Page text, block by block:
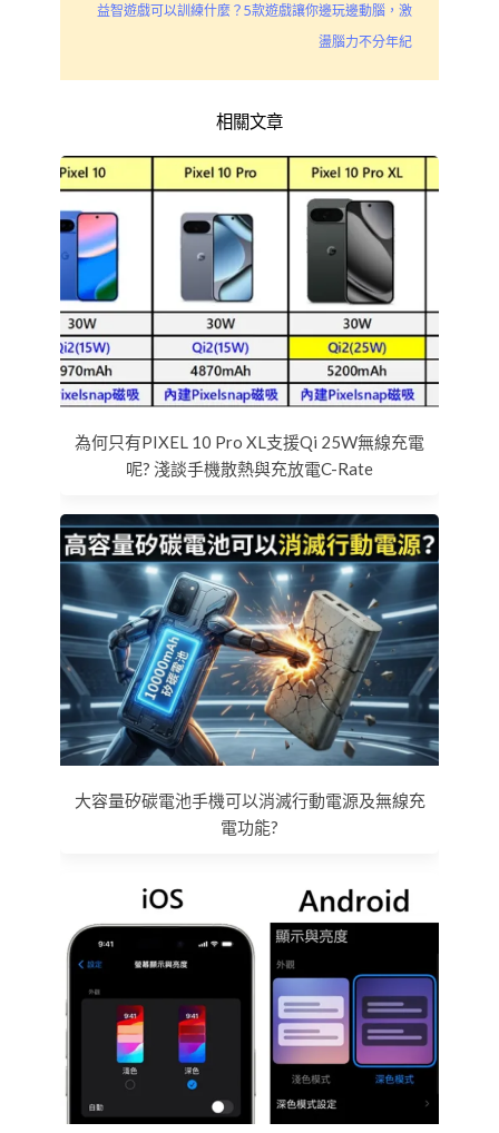
益智遊戲可以訓練什麼？5款遊戲讓你邊玩邊動腦，激
盪腦力不分年紀
相關文章
為何只有PIXEL 10 Pro XL支援Qi 25W無線充電
呢? 淺談手機散熱與充放電C-Rate
大容量矽碳電池手機可以消滅行動電源及無線充
電功能?